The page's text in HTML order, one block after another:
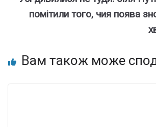
помітили того, чия поява
Вам також може